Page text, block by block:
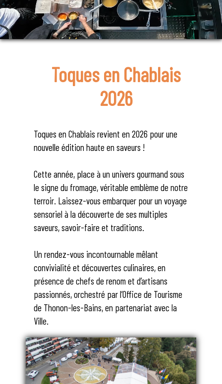
Toques en Chablais
2026
Toques en Chablais revient en 2026 pour une
nouvelle édition haute en saveurs !
Cette année, place à un univers gourmand sous
le signe du fromage, véritable emblème de notre
terroir. Laissez-vous embarquer pour un voyage
sensoriel à la découverte de ses multiples
saveurs, savoir-faire et traditions.
Un rendez-vous incontournable mêlant
convivialité et découvertes culinaires, en
présence de chefs de renom et d’artisans
passionnés, orchestré par l’Office de Tourisme
de Thonon-les-Bains, en partenariat avec la
Ville.